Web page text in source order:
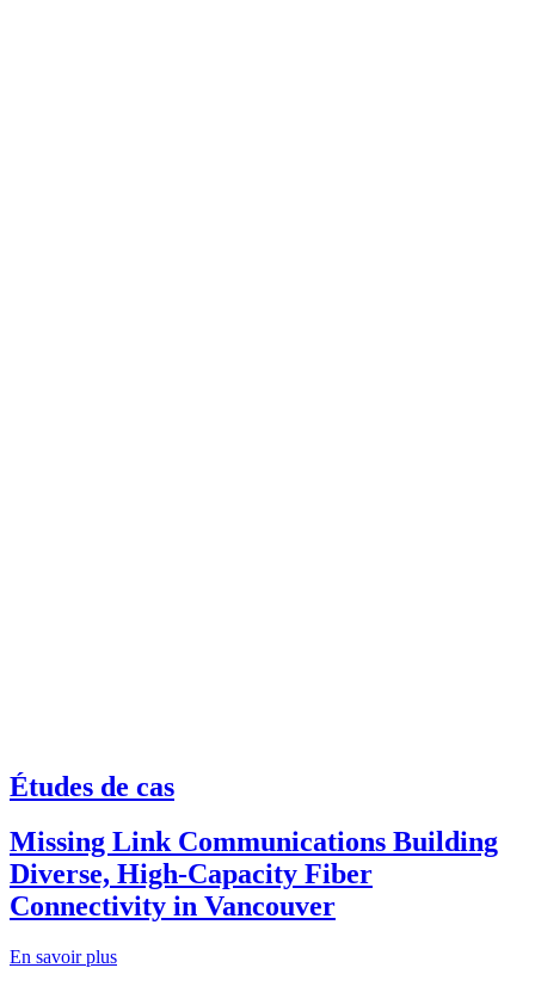
Études de cas
Missing Link Communications Building
Diverse, High-Capacity Fiber
Connectivity in Vancouver
En savoir plus